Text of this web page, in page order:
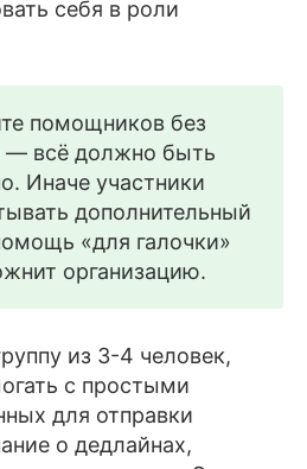
себя в роли
помощников без
— всё должно быть
Иначе участники
дополнительный
«для галочки»
организацию.
из 3-4 человек,
с простыми
для отправки
о дедлайнах,